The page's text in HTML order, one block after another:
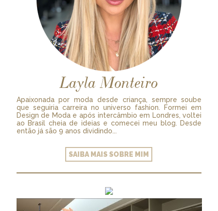
Layla Monteiro
Apaixonada por moda desde criança, sempre soube
que seguiria carreira no universo fashion. Formei em
Design de Moda e após intercâmbio em Londres, voltei
ao Brasil cheia de ideias e comecei meu blog. Desde
então já são 9 anos dividindo...
SAIBA MAIS SOBRE MIM